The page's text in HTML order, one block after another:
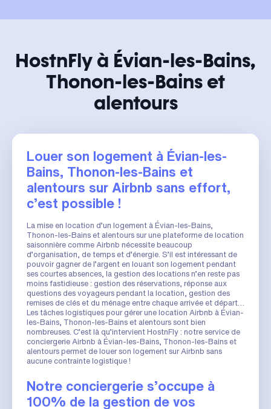
HostnFly à Évian-les-Bains,
Thonon-les-Bains et
alentours
Louer son logement à Évian-les-
Bains, Thonon-les-Bains et
alentours sur Airbnb sans effort,
c’est possible !
La mise en location d’un logement à Évian-les-Bains,
Thonon-les-Bains et alentours sur une plateforme de location
saisonnière comme Airbnb nécessite beaucoup
d’organisation, de temps et d’énergie. S’il est intéressant de
pouvoir gagner de l’argent en louant son logement pendant
ses courtes absences, la gestion des locations n’en reste pas
moins fastidieuse : gestion des réservations, réponse aux
questions des voyageurs pendant la location, gestion des
remises de clés et du ménage entre chaque arrivée et départ…
Les tâches logistiques pour gérer une location Airbnb à Évian-
les-Bains, Thonon-les-Bains et alentours sont bien
nombreuses. C’est là qu’intervient HostnFly : notre service de
conciergerie Airbnb à Évian-les-Bains, Thonon-les-Bains et
alentours permet de louer son logement sur Airbnb sans
aucune contrainte logistique !
Notre conciergerie s’occupe à
100% de la gestion de vos